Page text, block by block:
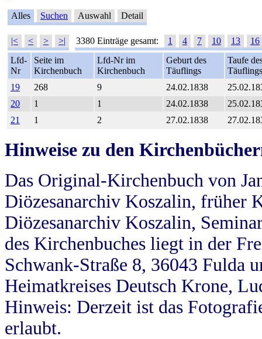
Alles Suchen Auswahl Detail
|< < > >| 3380 Einträge gesamt: 1 4 7 10 13
16
Lfd-
Nr
Seite im
Kirchenbuch
Lfd-Nr im
Kirchenbuch
Geburt des
Täuflings
Taufe
Täuflings
19
268 9 24.02.1838
20
1 1 24.02.1838
21
1 2 27.02.1838
Hinweise zu den
Das Original-Kirchenbuch von
Diözesanarchiv Koszalin, früher
Diözesanarchiv Koszalin,
des Kirchenbuches liegt in der
Schwank-Straße 8, 36043 Fulda
Heimatkreises Deutsch Krone,
Hinweis: Derzeit ist das
erlaubt.